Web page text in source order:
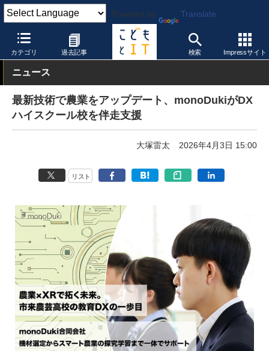
Powered by Translate
カテゴリ 過去記事 検索 Impressサイト
こどもとIT 教育実践・事例
ニュース
最新技術で農業をアップデート、monoDukiがDX
ハイスクール校を伴走支援
大塚雷太 2026年4月3日 15:00
リスト